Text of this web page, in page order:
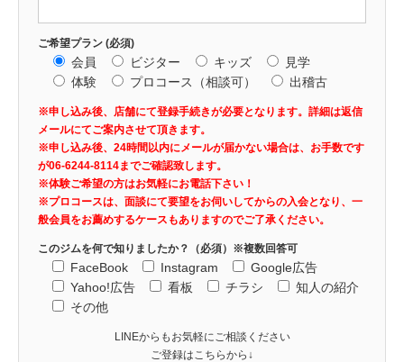
ご希望プラン (必須)
会員 ビジター キッズ
見学
体験
プロコース（相談可） 出稽古
※申し込み後、店舗にて登録手続きが必要となります。詳細は返信
メールにてご案内させて頂きます。
※申し込み後、24時間以内にメールが届かない場合は、お手数です
が06-6244-8114までご確認致します。
※体験ご希望の方はお気軽にお電話下さい！
※プロコースは、面談にて要望をお伺いしてからの入会となり、一
般会員をお薦めするケースもありますのでご了承ください。
このジムを何で知りましたか？（必須）※複数回答可
FaceBook Instagram
Google広告
Yahoo!広告
看板 チラシ
知人の紹介
その他
LINEからもお気軽にご相談ください
ご登録はこちらから↓